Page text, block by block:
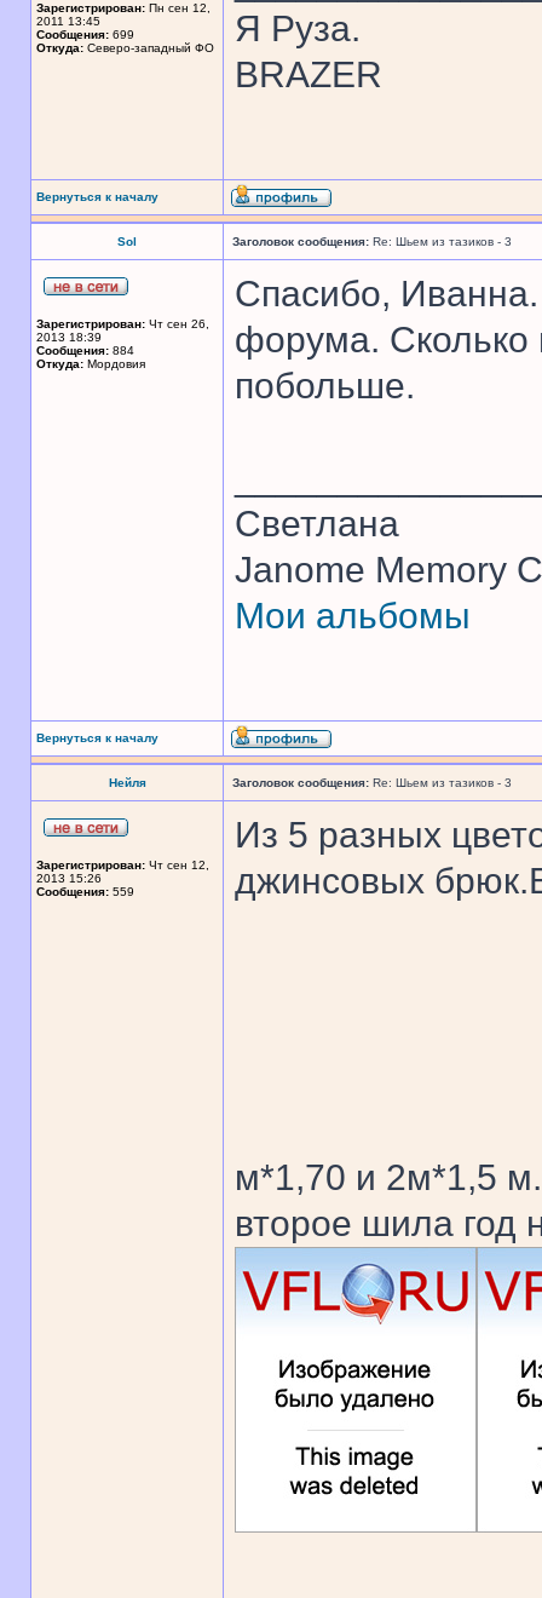
Зарегистрирован: Пн сен 12,
2011 13:45
Сообщения: 699
Откуда: Северо-западный ФО
Я Руза.
BRAZER
Вернуться к началу
Sol Заголовок сообщения: Re: Шьем из тазиков - 3
Зарегистрирован: Чт сен 26,
2013 18:39
Сообщения: 884
Откуда: Мордовия
Спасибо,
форума. Сколько
побольше.
Светлана
Janome Memory
Мои альбомы
Вернуться к началу
Нейля Заголовок сообщения: Re: Шьем из тазиков - 3
Зарегистрирован: Чт сен 12,
2013 15:26
Сообщения: 559
Из 5 разных
джинсовых
м*1,70 и 2м*1,5 м.
второе шила год